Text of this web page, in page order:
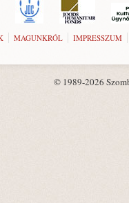
MAGUNKRÓL IMPRESSZUM
© 1989-2026